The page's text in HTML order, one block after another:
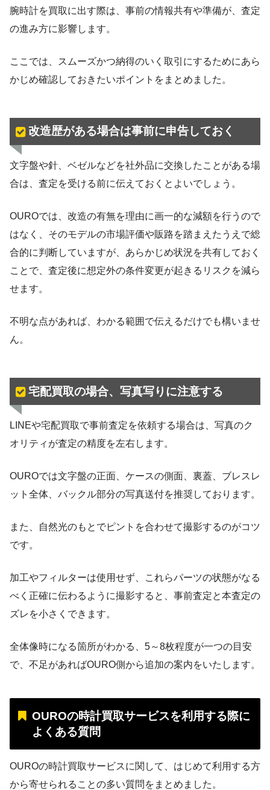
腕時計を買取に出す際は、事前の情報共有や準備が、査定
の進み方に影響します。
ここでは、スムーズかつ納得のいく取引にするためにあら
かじめ確認しておきたいポイントをまとめました。
改造歴がある場合は事前に申告しておく
文字盤や針、ベゼルなどを社外品に交換したことがある場
合は、査定を受ける前に伝えておくとよいでしょう。
OUROでは、改造の有無を理由に画一的な減額を行うので
はなく、そのモデルの市場評価や販路を踏まえたうえで総
合的に判断していますが、あらかじめ状況を共有しておく
ことで、査定後に想定外の条件変更が起きるリスクを減ら
せます。
不明な点があれば、わかる範囲で伝えるだけでも構いませ
ん。
宅配買取の場合、写真写りに注意する
LINEや宅配買取で事前査定を依頼する場合は、写真のク
オリティが査定の精度を左右します。
OUROでは文字盤の正面、ケースの側面、裏蓋、ブレスレ
ット全体、バックル部分の写真送付を推奨しております。
また、自然光のもとでピントを合わせて撮影するのがコツ
です。
加工やフィルターは使用せず、これらパーツの状態がなる
べく正確に伝わるように撮影すると、事前査定と本査定の
ズレを小さくできます。
全体像時になる箇所がわかる、5～8枚程度が一つの目安
で、不足があればOURO側から追加の案内をいたします。
OUROの時計買取サービスを利用する際に
よくある質問
OUROの時計買取サービスに関して、はじめて利用する方
から寄せられることの多い質問をまとめました。